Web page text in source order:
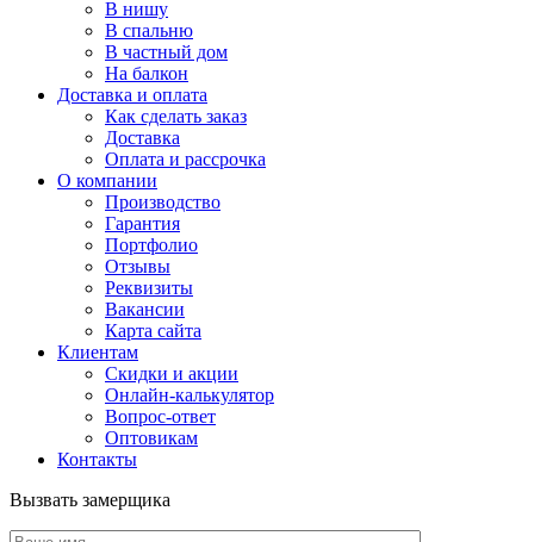
В нишу
В спальню
В частный дом
На балкон
Доставка и оплата
Как сделать заказ
Доставка
Оплата и рассрочка
О компании
Производство
Гарантия
Портфолио
Отзывы
Реквизиты
Вакансии
Карта сайта
Клиентам
Скидки и акции
Онлайн-калькулятор
Вопрос-ответ
Оптовикам
Контакты
Вызвать замерщика